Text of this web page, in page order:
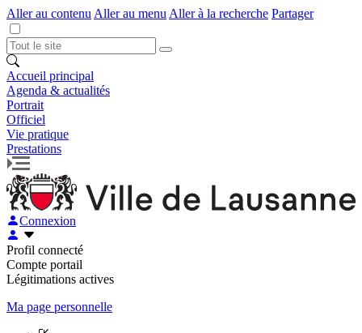
Aller au contenu Aller au menu Aller à la recherche Partager
Accueil principal
Agenda & actualités
Portrait
Officiel
Vie pratique
Prestations
Connexion
Profil connecté
Compte portail
Légitimations actives
Ma page personnelle